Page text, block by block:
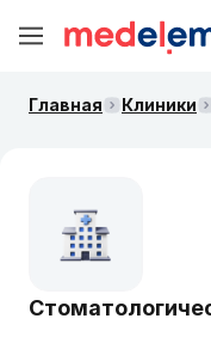
Главная Клиники